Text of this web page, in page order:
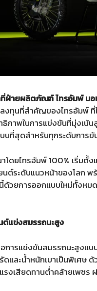
ที่ฝ่ายผลิตภัณฑ์ ไทรอัมพ์ มอ
งทุนที่สำคัญของไทรอัมพ์ ที่
าพในการแข่งขันที่มุ่งเน้น
ที่สุดสำหรับทุกระดับการ
ดยไทรอัมพ์ 100% เริ่มตั้
นต์ระดับแนวหน้าของโลก
ด้วยการออกแบบใหม่ทั้งหม
แข่งสมรรถนะสูง
ารแข่งขันสมรรถนะสูงแบ
ละน้ำหนักเบาเป็นพิเศษ ด้
งเสียดทานต่ำคล้ายเพชร